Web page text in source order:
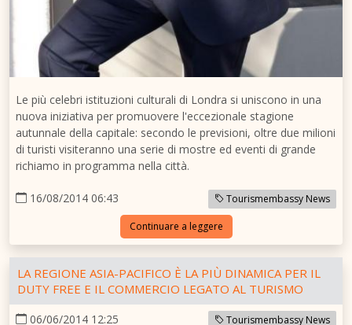
Le più celebri istituzioni culturali di Londra si uniscono in una
nuova iniziativa per promuovere l'eccezionale stagione
autunnale della capitale: secondo le previsioni, oltre due milioni
di turisti visiteranno una serie di mostre ed eventi di grande
richiamo in programma nella città.
16/08/2014 06:43 Tourismembassy News
Continuare a leggere
LA REGIONE ASIA-PACIFICO È LA PIÙ DINAMICA PER IL
DUTY FREE E IL COMMERCIO LEGATO AL TURISMO
06/06/2014 12:25 Tourismembassy News